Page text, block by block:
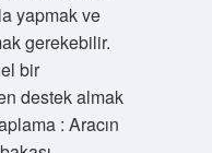
yapmak ve
gerekebilir.
bir
destek almak
: Aracın